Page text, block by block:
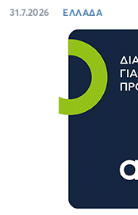
31.7.2026 ΕΛΛΑΔΑ